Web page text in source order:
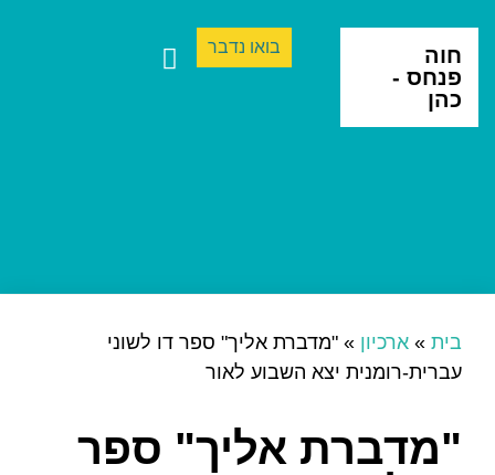
חוה
פנחס -
כהן
בואו נדבר
בית » ארכיון » "מדברת אליך" ספר דו לשוני
עברית-רומנית יצא השבוע לאור
"מדברת אליך" ספר